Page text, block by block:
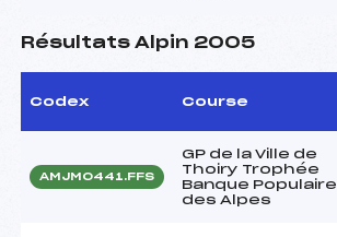
Résultats Alpin 2005
Codex Course
AMJM0441.FFS
GP de la Ville de
Thoiry Trophée
Banque Populaire
des Alpes